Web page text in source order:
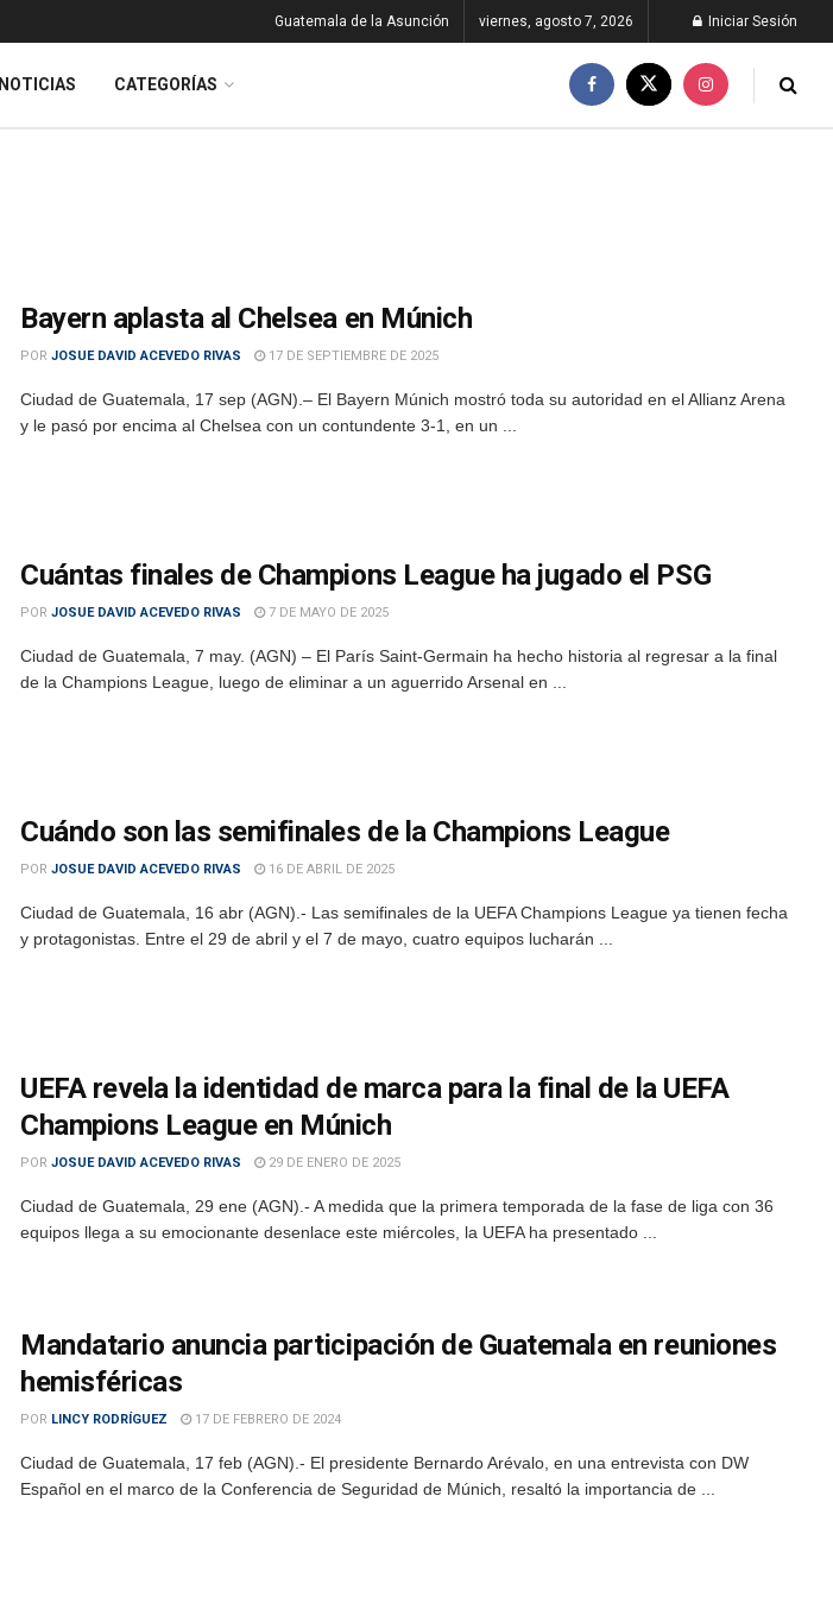
Guatemala de la Asunción viernes, agosto 7, 2026 Iniciar Sesión
NOTICIAS CATEGORÍAS
Bayern aplasta al Chelsea en Múnich
POR JOSUE DAVID ACEVEDO RIVAS 17 DE SEPTIEMBRE DE 2025
Ciudad de Guatemala, 17 sep (AGN).– El Bayern Múnich mostró toda su autoridad en el Allianz Arena
y le pasó por encima al Chelsea con un contundente 3-1, en un ...
Cuántas finales de Champions League ha jugado el PSG
POR JOSUE DAVID ACEVEDO RIVAS 7 DE MAYO DE 2025
Ciudad de Guatemala, 7 may. (AGN) – El París Saint-Germain ha hecho historia al regresar a la final
de la Champions League, luego de eliminar a un aguerrido Arsenal en ...
Cuándo son las semifinales de la Champions League
POR JOSUE DAVID ACEVEDO RIVAS 16 DE ABRIL DE 2025
Ciudad de Guatemala, 16 abr (AGN).- Las semifinales de la UEFA Champions League ya tienen fecha
y protagonistas. Entre el 29 de abril y el 7 de mayo, cuatro equipos lucharán ...
UEFA revela la identidad de marca para la final de la UEFA
Champions League en Múnich
POR JOSUE DAVID ACEVEDO RIVAS 29 DE ENERO DE 2025
Ciudad de Guatemala, 29 ene (AGN).- A medida que la primera temporada de la fase de liga con 36
equipos llega a su emocionante desenlace este miércoles, la UEFA ha presentado ...
Mandatario anuncia participación de Guatemala en reuniones
hemisféricas
POR LINCY RODRÍGUEZ 17 DE FEBRERO DE 2024
Ciudad de Guatemala, 17 feb (AGN).- El presidente Bernardo Arévalo, en una entrevista con DW
Español en el marco de la Conferencia de Seguridad de Múnich, resaltó la importancia de ...